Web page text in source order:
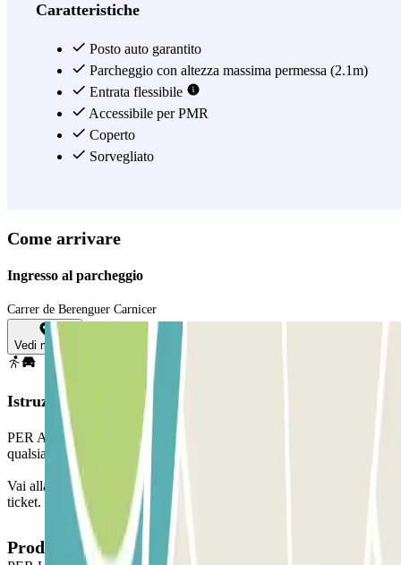
Caratteristiche
Posto auto garantito
Parcheggio con altezza massima permessa (2.1m)
Entrata flessibile
Accessibile per PMR
Coperto
Sorvegliato
Come arrivare
Ingresso al parcheggio
Carrer de Berenguer Carnicer
Vedi mappa
Istruzioni
PER APRIRE LA BARRIERA: prendi il ticket. Parcheggia in
qualsiasi posto auto libero.
Vai alla cabina di controllo con la tua prenotazione Parclick e il
ticket. Se non trovi personale, chiama all'interfono.
Prodotti disponibili